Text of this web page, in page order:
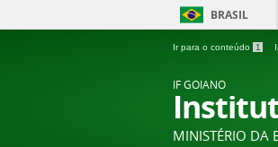
BRASIL
Ir para o conteúdo 1
IF GOIANO
MINISTÉRIO DA